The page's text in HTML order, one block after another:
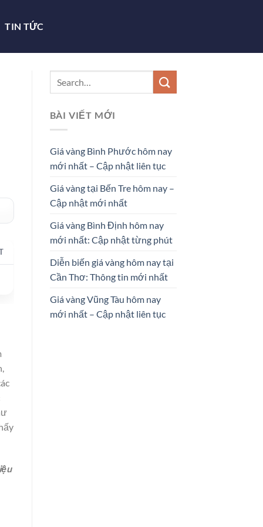
TIN TỨC
BÀI VIẾT MỚI
Giá vàng Bình Phước hôm nay
mới nhất – Cập nhật liên tục
Giá vàng tại Bến Tre hôm nay –
Cập nhật mới nhất
Giá vàng Bình Định hôm nay
mới nhất: Cập nhật từng phút
Diễn biến giá vàng hôm nay tại
Cần Thơ: Thông tin mới nhất
Giá vàng Vũng Tàu hôm nay
mới nhất – Cập nhật liên tục